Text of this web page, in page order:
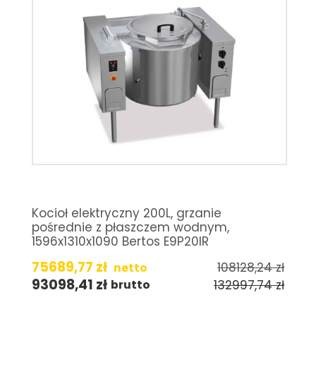
Kocioł elektryczny 200L, grzanie
pośrednie z płaszczem wodnym,
1596x1310x1090 Bertos E9P20IR
75689,77 zł netto 108128,24zł
93098,41 zł brutto 132997,74zł